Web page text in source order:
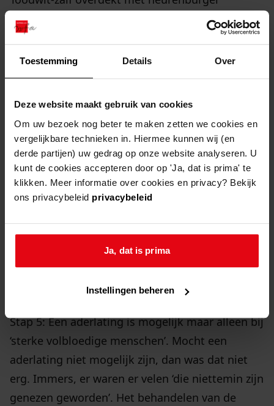
Toestemming Details Over
Deze website maakt gebruik van cookies
Om uw bezoek nog beter te maken zetten we cookies en
vergelijkbare technieken in. Hiermee kunnen wij (en
derde partijen) uw gedrag op onze website analyseren. U
kunt de cookies accepteren door op 'Ja, dat is prima' te
klikken. Meer informatie over cookies en privacy? Bekijk
ons privacybeleid privacybeleid
Ja, dat is prima
Instellingen beheren
plaaster’ (Loodwit was een kleurstof. Een
‘neurenburger plaaster’ was een special soort
verband met loodpleister en kamfer).
Stap 3: Voor de inwendige verzorging moest de
met wat versche Boter’ tot zich nemen. Verder
mocht er ‘water met wat azijn, Limonade, Bier, of
water met een weinig Wijn’ voor de komende
veertien dagen worden gedronken.
Stap 4: Wat betreft voedsel moest de zieke zich
fruit, groenten en schelvruchten eten. Sterk bier,
Wijn, en alle verhittende dranken moeten
zorgvuldig vermijd worden’. Want ‘hevige
gemoets aandoeningen kunnen oogenbliklijk
Stap 5: Een aderlating is mogelijk maar alleen bij
‘sterke volbloedige menschen’. Mocht een
aderlating niet mogelijk zijn, dan was dat niet
erg. Immers, er waren er velen ‘die niettemin zijn
genezen geworden’. Het behandelen van de